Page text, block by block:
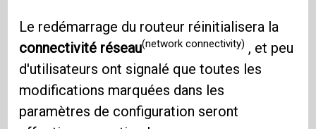
Le redémarrage du routeur réinitialisera la
connectivité réseau(network connectivity) , et peu
d'utilisateurs ont signalé que toutes les
modifications marquées dans les
paramètres de configuration seront